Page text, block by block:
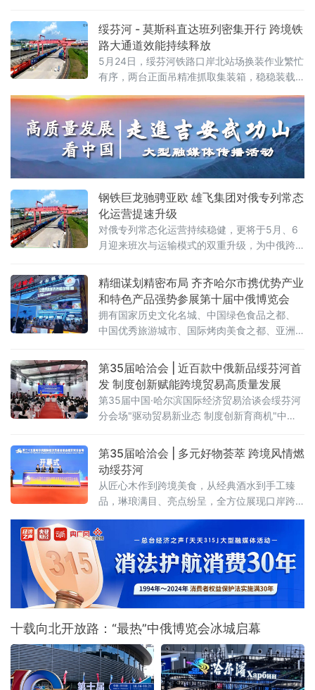
心的新浪潮，正试图通过一张张电子或纸质票根，精准捕捉城市里
的“短暂流量”，并将其转化为实实在在的“消费留量”。一张票根解锁
全城：消费场景
绥芬河 - 莫斯科直达班列密集开行 跨境铁
路大通道效能持续释放
5月24日，绥芬河铁路口岸北站场换装作业繁忙
有序，两台正面吊精准抓取集装箱，稳稳装载
二、三列“绥芬河—莫斯科”直达班列完成编组，
即将满载110个集装箱、货值超5000万元人民
币的货物启程赴俄，标志着绥芬河口岸跨境铁
路运能实现新跃升。
钢铁巨龙驰骋亚欧 雄飞集团对俄专列常态
化运营提速升级
对俄专列常态化运营持续稳健，更将于5月、6
月迎来班次与运输模式的双重升级，为中俄跨
精细谋划精密布局 齐齐哈尔市携优势产业
和特色产品强势参展第十届中俄博览会
拥有国家历史文化名城、中国绿色食品之都、
中国优秀旅游城市、国际烤肉美食之都、亚洲
特色产品强势参展。齐齐哈尔展区以“大国重
器，北国粮仓”为主题惊艳亮相第十届中俄博览
会，总面积 112.5 平方米，聚焦齐齐
第35届哈洽会 | 近百款中俄新品绥芬河首
发 制度创新赋能跨境贸易高质量发展
第35届中国·哈尔滨国际经济贸易洽谈会绥芬河
分会场"驱动贸易新业态 制度创新育商机"中俄
国际商贸中心举办。近百款中俄特色新品集中
亮相，10家中外重点企业登台推介，精准匹配
双边市场供需，为中俄跨境贸易转型升级注入
强劲动能。
第35届哈洽会 | 多元好物荟萃 跨境风情燃
动绥芬河
从匠心木作到跨境美食，从经典酒水到手工臻
品，琳琅满目、亮点纷呈，全方位展现口岸跨
十载向北开放路：“最热”中俄博览会冰城启幕